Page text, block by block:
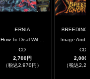
ERNIA
How To Deal Wit ...
CD
2,700円
（税込2,970円）
BREEDING
Image And
CD
2,000
（税込